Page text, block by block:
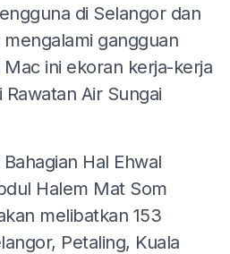
di Selangor dan
gangguan
ini ekoran kerja-kerja
Air Sungai
Hal Ehwal
Halem Mat Som
melibatkan 153
Petaling, Kuala